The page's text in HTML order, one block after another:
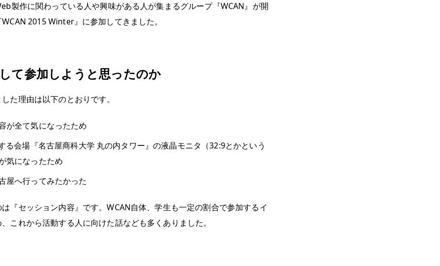
製作に関わっている人や興味がある人が集まるグループ『WCAN』が開
2015 Winter』に参加してきました。
て参加しようと思ったのか
た理由は以下のとおりです。
が全て気になったため
る会場『名古屋商科大学 丸の内タワー』の液晶モニタ（32:9とかという
気になったため
屋へ行ってみたかった
『セッション内容』です。WCAN自体、学生も一定の割合で参加するイ
これから活動する人に向けた話なども多くありました。